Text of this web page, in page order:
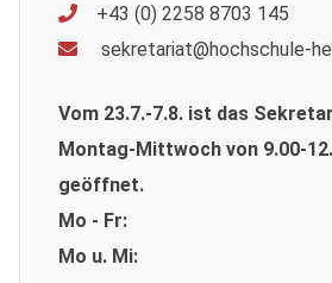
+43 (0) 2258 8703 145
sekretariat@hochschule-
Vom 23.7.-7.8. ist das
Montag-Mittwoch von 9.00-
geöffnet.
Mo - Fr:
Mo u. Mi: